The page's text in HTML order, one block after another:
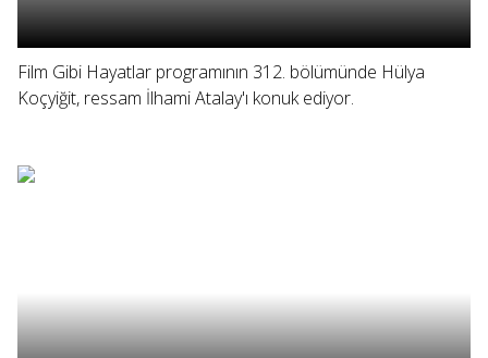
Film Gibi Hayatlar programının 312. bölümünde Hülya
Koçyiğit, ressam İlhami Atalay'ı konuk ediyor.